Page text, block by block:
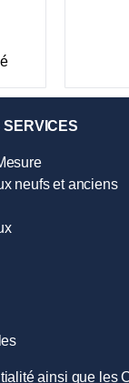
SERVICES
neufs et anciens
ainsi que les